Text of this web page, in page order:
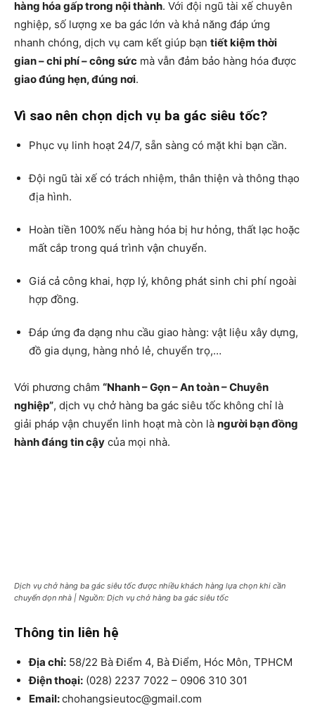
hàng hóa gấp trong nội thành. Với đội ngũ tài xế chuyên
nghiệp, số lượng xe ba gác lớn và khả năng đáp ứng
nhanh chóng, dịch vụ cam kết giúp bạn tiết kiệm thời
gian – chi phí – công sức mà vẫn đảm bảo hàng hóa được
giao đúng hẹn, đúng nơi.
Vì sao nên chọn dịch vụ ba gác siêu tốc?
Phục vụ linh hoạt 24/7, sẵn sàng có mặt khi bạn cần.
Đội ngũ tài xế có trách nhiệm, thân thiện và thông thạo
địa hình.
Hoàn tiền 100% nếu hàng hóa bị hư hỏng, thất lạc hoặc
mất cắp trong quá trình vận chuyển.
Giá cả công khai, hợp lý, không phát sinh chi phí ngoài
hợp đồng.
Đáp ứng đa dạng nhu cầu giao hàng: vật liệu xây dựng,
đồ gia dụng, hàng nhỏ lẻ, chuyển trọ,…
Với phương châm “Nhanh – Gọn – An toàn – Chuyên
nghiệp”, dịch vụ chở hàng ba gác siêu tốc không chỉ là
giải pháp vận chuyển linh hoạt mà còn là người bạn đồng
hành đáng tin cậy của mọi nhà.
Dịch vụ chở hàng ba gác siêu tốc được nhiều khách hàng lựa chọn khi cần
chuyển dọn nhà | Nguồn: Dịch vụ chở hàng ba gác siêu tốc
Thông tin liên hệ
Địa chỉ: 58/22 Bà Điểm 4, Bà Điểm, Hóc Môn, TPHCM
Điện thoại: (028) 2237 7022 – 0906 310 301
Email:chohangsieutoc@gmail.com